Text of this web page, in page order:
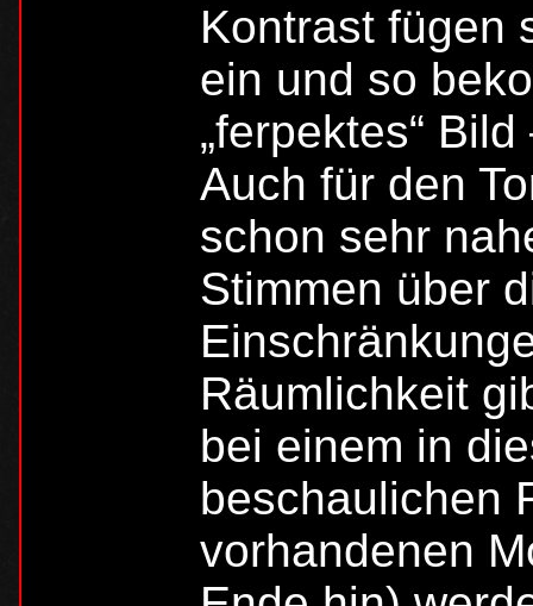
Kontrast fügen
ein und so
„ferpektes“
Auch für den
schon sehr
Stimmen über
Räumlichkeit
bei einem in
beschaulichen
vorhandenen